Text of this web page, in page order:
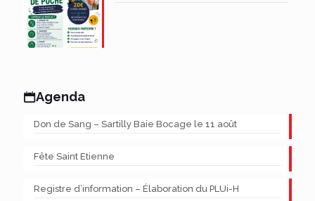
Agenda
Don de Sang – Sartilly Baie Bocage le 11 août
Fête Saint Etienne
Registre d’information – Élaboration du PLUi-H